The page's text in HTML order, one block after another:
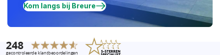
Kom langs bij Breure